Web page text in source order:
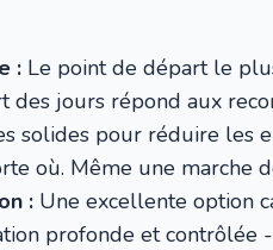
: Le point de départ le
des jours répond aux
solides pour réduire les
où. Même une marche
: Une excellente option
profonde et contrôlée